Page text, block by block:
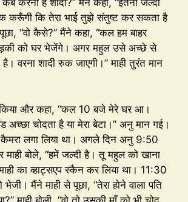
करनी है शादी?” मैंने कहा, “इतनी जल्दी
करूँगी कि तेरा भाई तुझे संतुष्ट कर सकता है
पूछा, “वो कैसे?” मैंने कहा, “कल हम बाहर
को घर भेजेंगे। अगर महुल उसे अच्छे से
वरना शादी रुक जाएगी।” माही तुरंत मान
और कहा, “कल 10 बजे मेरे घर आ।
अच्छा चोदता है या मेरा बेटा।” अनु मान गई।
लगा लिया था। अगले दिन अनु 9:50
बोले, “हमें जल्दी है। तू महुल को खाना
का व्हाट्सएप स्कैन कर लिया था। 11:30
मैंने माही से पूछा, “तेरा होने वाला पति